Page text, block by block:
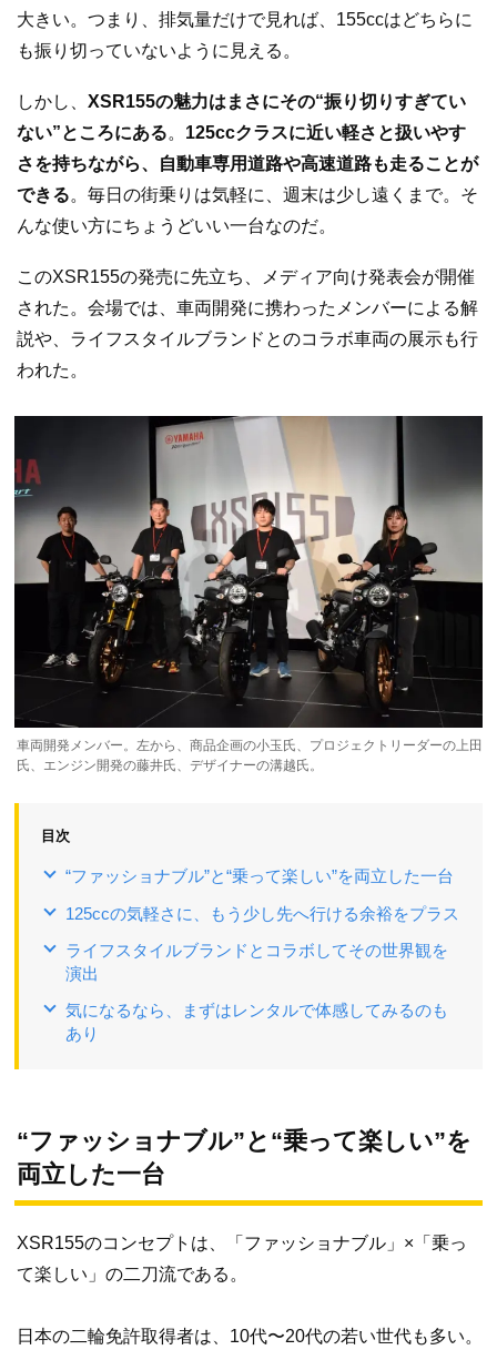
大きい。つまり、排気量だけで見れば、155ccはどちらに
も振り切っていないように見える。
しかし、 XSR155の魅力はまさにその“振り切りすぎてい
ない”ところにある。 125ccクラスに近い軽さと扱いやす
さを持ちながら、自動車専用道路や高速道路も走ることが
できる。毎日の街乗りは気軽に、週末は少し遠くまで。そ
んな使い方にちょうどいい一台なのだ。
このXSR155の発売に先立ち、メディア向け発表会が開催
された。会場では、車両開発に携わったメンバーによる解
説や、ライフスタイルブランドとのコラボ車両の展示も行
われた。
車両開発メンバー。左から、商品企画の小玉氏、プロジェクトリーダーの上田
氏、エンジン開発の藤井氏、デザイナーの溝越氏。
目次
“ファッショナブル”と“乗って楽しい”を両立した一台
125ccの気軽さに、もう少し先へ行ける余裕をプラス
ライフスタイルブランドとコラボしてその世界観を
演出
気になるなら、まずはレンタルで体感してみるのも
あり
“ファッショナブル”と“乗って楽しい”を
両立した一台
XSR155のコンセプトは、「ファッショナブル」×「乗っ
て楽しい」の二刀流である。
日本の二輪免許取得者は、10代〜20代の若い世代も多い。